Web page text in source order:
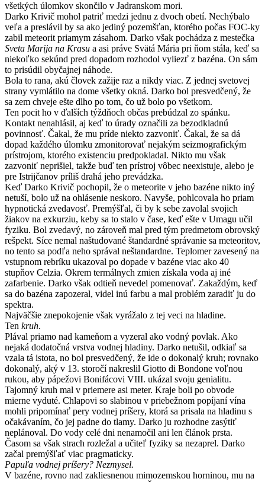
všetkých úlomkov skončilo v Jadranskom mori.
Darko Krivič mohol patriť medzi jednu z dvoch obetí. Nechýbalo
veľa a preslávil by sa ako jediný pozemšťan, ktorého počas FOC-ky
zabil meteorit priamym zásahom. Darko však pochádza z mestečka
Sveta Marija na Krasu a asi práve Svätá Mária pri ňom stála, keď sa
niekoľko sekúnd pred dopadom rozhodol vyliezť z bazéna. On sám
to prisúdil obyčajnej náhode.
Bola to rana, akú človek zažije raz a nikdy viac. Z jednej svetovej
strany vymlátilo na dome všetky okná. Darko bol presvedčený, že
sa zem chveje ešte dlho po tom, čo už bolo po všetkom.
Ten pocit ho v ďalších týždňoch občas prebúdzal zo spánku.
Kontakt nenahlásil, aj keď to úrady označili za bezodkladnú
povinnosť. Čakal, že mu príde niekto zazvoniť. Čakal, že sa dá
dopad každého úlomku zmonitorovať nejakým seizmografickým
prístrojom, ktorého existenciu predpokladal. Nikto mu však
zazvoniť neprišiel, takže buď ten prístroj vôbec neexistuje, alebo je
pre Istrijčanov príliš drahá jeho prevádzka.
Keď Darko Krivič pochopil, že o meteorite v jeho bazéne nikto iný
netuší, bolo už na ohlásenie neskoro. Navyše, pohlcovala ho priam
hypnotická zvedavosť. Premýšľal, či by k sebe zavolal svojich
žiakov na exkurziu, keby sa to stalo v čase, keď ešte v Umagu učil
fyziku. Bol zvedavý, no zároveň mal pred tým predmetom obrovský
rešpekt. Síce nemal naštudované štandardné správanie sa meteoritov,
no tento sa podľa neho správal neštandardne. Teplomer zavesený na
vstupnom rebríku ukazoval po dopade v bazéne viac ako 40
stupňov Celzia. Okrem termálnych zmien získala voda aj iné
zafarbenie. Darko však odtieň nevedel pomenovať. Zakaždým, keď
sa do bazéna zapozeral, videl inú farbu a mal problém zaradiť ju do
spektra.
Najväčšie znepokojenie však vyrážalo z tej veci na hladine.
Ten kruh.
Plával priamo nad kameňom a vyzeral ako vodný povlak. Ako
nejaká dodatočná vrstva vodnej hladiny. Darko netušil, odkiaľ sa
vzala tá istota, no bol presvedčený, že ide o dokonalý kruh; rovnako
dokonalý, aký v 13. storočí nakreslil Giotto di Bondone voľnou
rukou, aby pápežovi Bonifácovi VIII. ukázal svoju genialitu.
Tajomný kruh mal v priemere asi meter. Kraje boli po obvode
mierne vyduté. Chlapovi so slabinou v priebežnom popíjaní vína
mohli pripomínať pery vodnej príšery, ktorá sa prisala na hladinu s
očakávaním, čo jej padne do tlamy. Darko ju rozhodne zasýtiť
neplánoval. Do vody celé dni nenamočil ani len článok prsta.
Časom sa však strach rozležal a učiteľ fyziky sa nezaprel. Darko
začal premýšľať viac pragmaticky.
Papuľa vodnej príšery? Nezmysel.
V bazéne, rovno nad zakliesnenou mimozemskou horninou, mu na